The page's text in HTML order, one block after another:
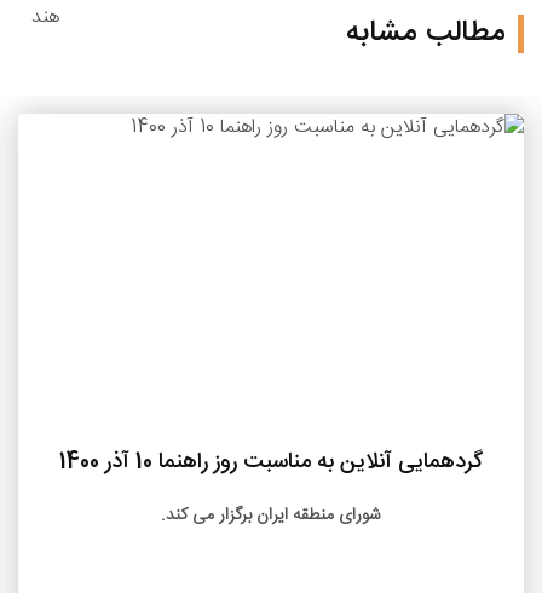
مطالب مشابه
گردهمایی آنلاین به مناسبت روز راهنما 10 آذر 1400
شورای منطقه ایران برگزار می کند.